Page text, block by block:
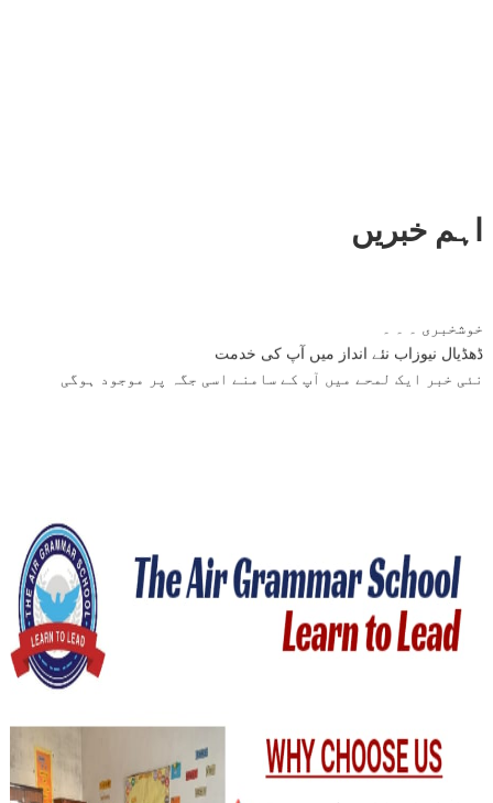
اہم خبریں
ڈھڈیال نیوزاب نئے انداز میں آپ کی خدمت
نئی خبر ایک لمحے میں آپ کے سامنے اسی جگہ پر موجود ہوگی